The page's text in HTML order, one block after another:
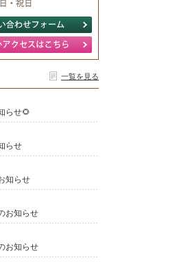
一覧を見る
らせ🌻
らせ
知らせ
お知らせ
お知らせ